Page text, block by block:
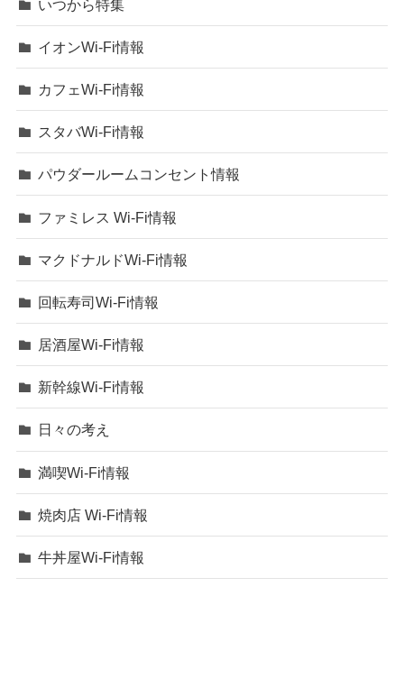
いつから特集
イオンWi-Fi情報
カフェWi-Fi情報
スタバWi-Fi情報
パウダールームコンセント情報
ファミレス Wi-Fi情報
マクドナルドWi-Fi情報
回転寿司Wi-Fi情報
居酒屋Wi-Fi情報
新幹線Wi-Fi情報
日々の考え
満喫Wi-Fi情報
焼肉店 Wi-Fi情報
牛丼屋Wi-Fi情報